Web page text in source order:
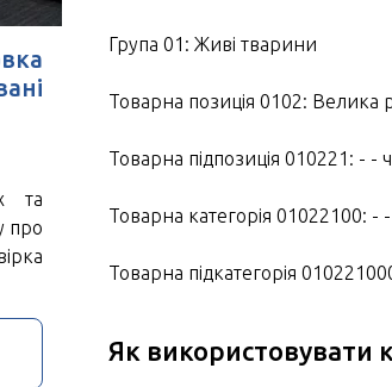
Група 01: Живі тварини
Товарна позиція 0102: Велика
Товарна підпозиція 010221: - -
Товарна категорія 01022100: -
Товарна підкатегорія
Як використовувати
та
про